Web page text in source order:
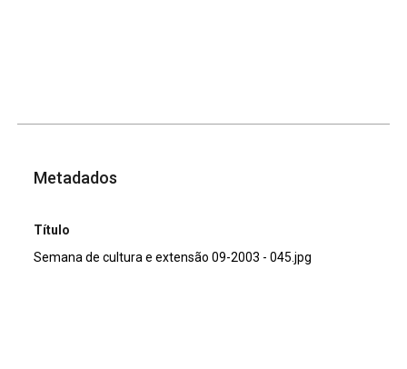
Metadados
Título
Semana de cultura e extensão 09-2003 - 045.jpg